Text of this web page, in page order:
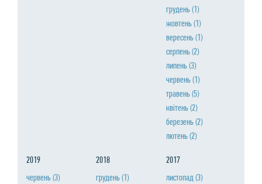
грудень(1)
жовтень(1)
вересень(1)
серпень(2)
липень(3)
червень(1)
травень(5)
квiтень(2)
березень(2)
лютень(2)
2019
червень(3)
2018
грудень(1)
2017
листопад(3)